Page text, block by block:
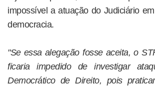
impossível a atuação do Judiciário
democracia.
"Se essa alegação fosse aceita, o
ficaria impedido de investigar
Democrático de Direito, pois